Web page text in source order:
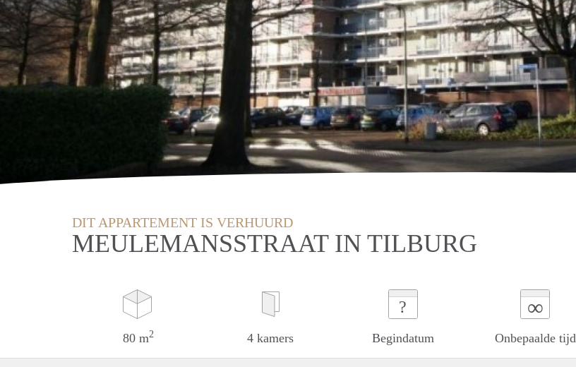
Alle veelgestelde vragen
DIT APPARTEMENT IS VERHUURD
MEULEMANSSTRAAT IN TILBURG
80 m2 4 kamers
?
Begindatum
∞
Onbepaalde tijd